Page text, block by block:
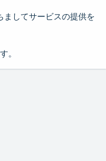
ましてサービスの提供を
。